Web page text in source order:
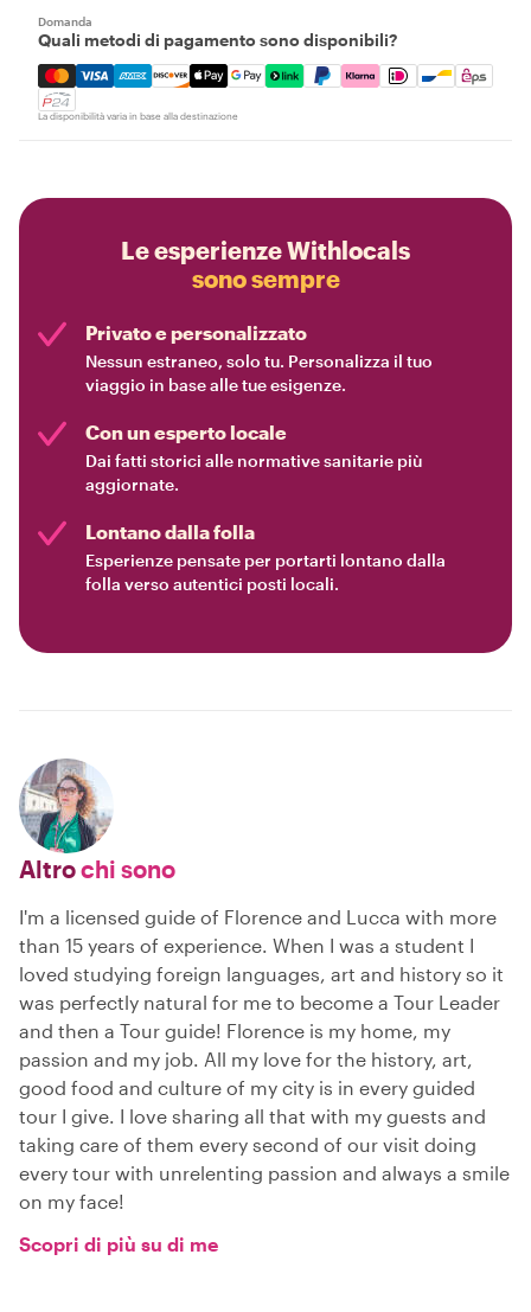
Domanda
Quali metodi di pagamento sono disponibili?
Mastercard, Visa, Amex, Discover, Apple Pay, Google
La disponibilità varia in base alla destinazione
Le esperienze Withlocals
sono sempre
Privato e personalizzato
Nessun estraneo, solo tu. Personalizza il tuo
viaggio in base alle tue esigenze.
Con un esperto locale
Dai fatti storici alle normative sanitarie più
aggiornate.
Lontano dalla folla
Esperienze pensate per portarti lontano dalla
folla verso autentici posti locali.
Altrochi sono
I'm a licensed guide of Florence and Lucca with more
than 15 years of experience. When I was a student I
loved studying foreign languages, art and history so it
was perfectly natural for me to become a Tour Leader
and then a Tour guide! Florence is my home, my
passion and my job. All my love for the history, art,
good food and culture of my city is in every guided
tour I give. I love sharing all that with my guests and
taking care of them every second of our visit doing
every tour with unrelenting passion and always a smile
on my face!
Scopri di più su di me